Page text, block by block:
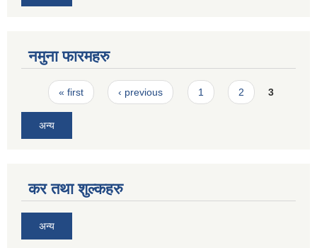
नमुना फारमहरु
Pages
« first ‹ previous 1 2 3
अन्य
कर तथा शुल्कहरु
अन्य